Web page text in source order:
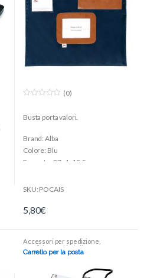
u
f
(0)
Busta porta valori.
Brand: Alba
Colore: Blu
Formato: 27x4x18,5 cm
Confezione: 1 pezzo
SKU: POCAIS
5,80€
Accessori per spedizione
Spedizione ed imballo
Carrello per la posta